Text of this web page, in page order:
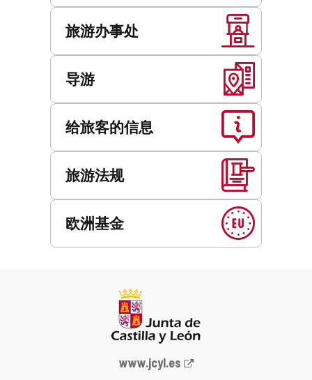
旅游办事处
导游
给旅客的信息
旅游法规
欧洲基金
Junta
www.jcyl.es